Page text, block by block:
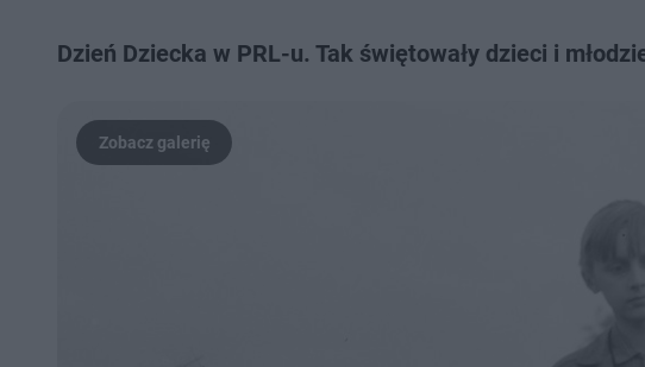
Dzień Dziecka w PRL-u. Tak świętowały dzieci i